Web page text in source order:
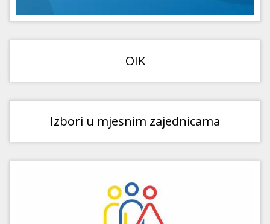
OIK
Izbori u mjesnim zajednicama